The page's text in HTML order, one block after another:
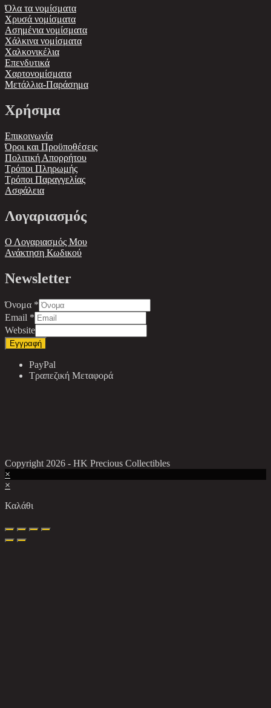
Όλα τα νομίσματα
Χρυσά νομίσματα
Ασημένια νομίσματα
Χάλκινα νομίσματα
Χαλκονικέλια
Επενδυτικά
Χαρτονομίσματα
Μετάλλια-Παράσημα
Χρήσιμα
Επικοινωνία
Όροι και Προϋποθέσεις
Πολιτική Απορρήτου
Τρόποι Πληρωμής
Τρόποι Παραγγελίας
Ασφάλεια
Λογαριασμός
Ο Λογαριασμός Μου
Ανάκτηση Κωδικού
Newsletter
Όνομα *
Email *
Website
Εγγραφή
PayPal
Τραπεζική Μεταφορά
Copyright 2026 - HK Precious Collectibles
×
×
Καλάθι